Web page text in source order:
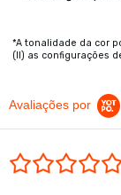
*A tonalidade da cor
(II) as configurações
Avaliações por